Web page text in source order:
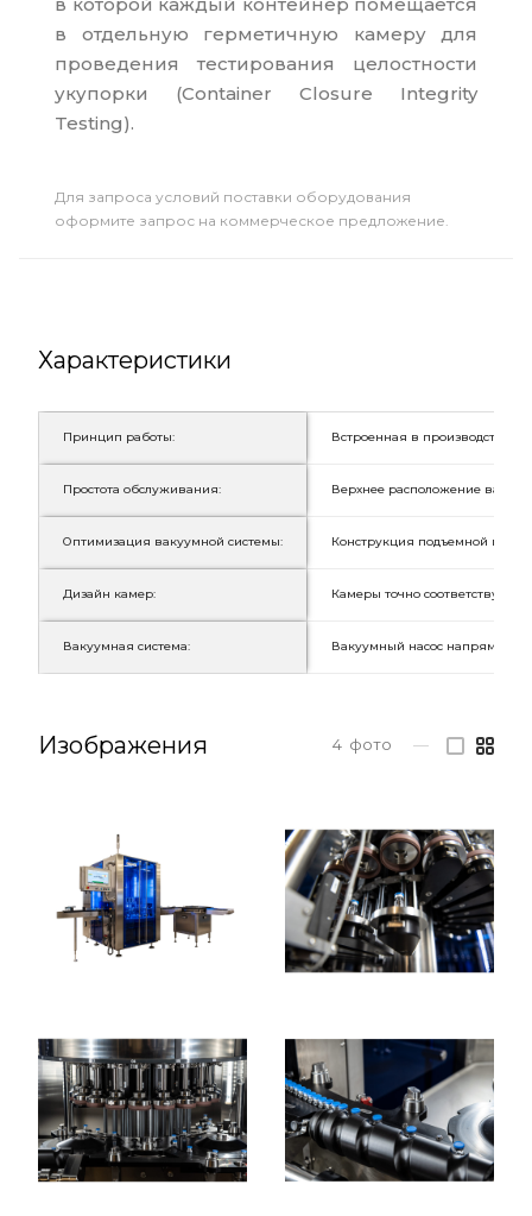
в отдельную герметичную камеру для
проведения тестирования целостности
укупорки (Container Closure Integrity
Testing).
Для запроса условий поставки оборудования
оформите запрос на коммерческое предложение.
Характеристики
Принцип работы: Встроенная в
Простота обслуживания: Верхнее расположение
Оптимизация вакуумной системы: Конструкция подъемной
Дизайн камер: Камеры точно соответствуют
Вакуумная система: Вакуумный насос напрямую
Изображения 4 фото —